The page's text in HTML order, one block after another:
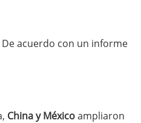
De acuerdo con un informe
China y Méxicoampliaron